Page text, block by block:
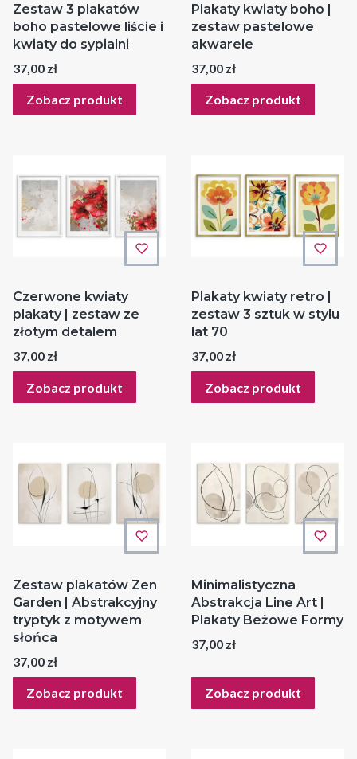
Zestaw 3 plakatów
boho pastelowe liście i
kwiaty do sypialni
Cena
37,00 zł
Zobacz produkt
Plakaty kwiaty boho |
zestaw pastelowe
akwarele
Cena
37,00 zł
Zobacz produkt
Czerwone kwiaty
plakaty | zestaw ze
złotym detalem
Cena
37,00 zł
Zobacz produkt
Plakaty kwiaty retro |
zestaw 3 sztuk w stylu
lat 70
Cena
37,00 zł
Zobacz produkt
Zestaw plakatów Zen
Garden | Abstrakcyjny
tryptyk z motywem
słońca
Cena
37,00 zł
Zobacz produkt
Minimalistyczna
Abstrakcja Line Art |
Plakaty Beżowe Formy
Cena
37,00 zł
Zobacz produkt